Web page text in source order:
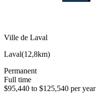
Ville de Laval
Laval(12,8km)
Permanent
Full time
$95,440 to $125,540 per year